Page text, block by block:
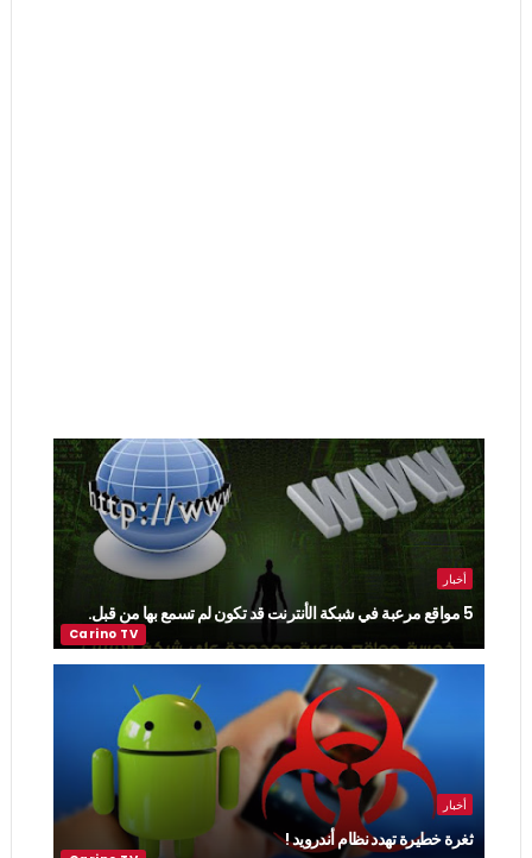
أخبار
5 مواقع مرعبة في شبكة الأنترنت قد تكون لم تسمع بها من قبل.
أخبار
ثغرة خطيرة تهدد نظام أندرويد !